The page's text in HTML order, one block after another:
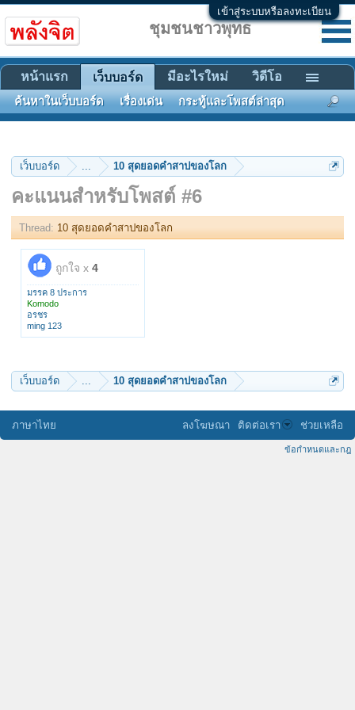
เข้าสู่ระบบหรือลงทะเบียน
เว็บบอร์ด ... 10 สุดยอดคำสาปของโลก
คะแนนสำหรับโพสต์ #6
Thread: 10 สุดยอดคำสาปของโลก
ถูกใจ x 4
มรรค 8 ประการ
Komodo
อรชร
ming 123
เว็บบอร์ด ... 10 สุดยอดคำสาปของโลก
ชุมชนชาวพุทธ
หน้าแรก เว็บบอร์ด
ค้นหาในเว็บบอร์ด เรื่องเด่น กระทู้และโพสต์ล่าสุด
มีอะไรใหม่ วิดีโอ
ภาษาไทย ลงโฆษณา ติดต่อเรา ช่วยเหลือ
ข้อกำหนดและกฎ